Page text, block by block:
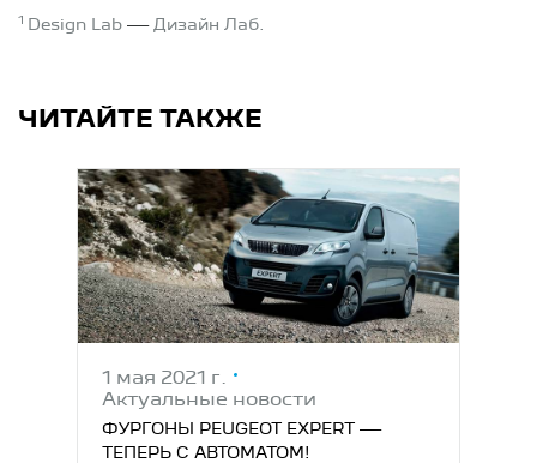
1 Design Lab — Дизайн Лаб.
ЧИТАЙТЕ ТАКЖЕ
1 мая 2021 г.
Актуальные новости
ФУРГОНЫ PEUGEOT EXPERT —
ТЕПЕРЬ С АВТОМАТОМ!